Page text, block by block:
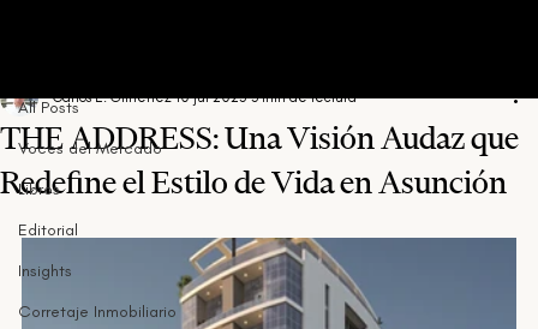
All Posts
Voces del Mercado
Libros
Editorial
Insights
Corretaje Inmobiliario
THE ADDRESS: Una Visión Audaz que
Redefine el Estilo de Vida en Asunción
Carlos E. Gimenez 10 jul 2023 3 min de lectura